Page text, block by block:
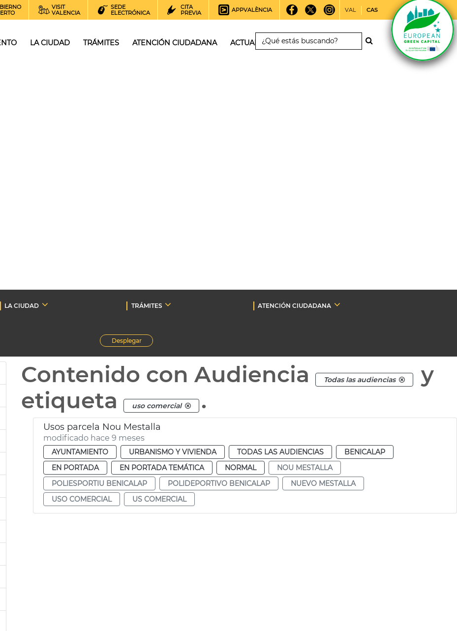
VISIT
VALENCIA
SEDE
ELECTRÓNICA
CITA
PREVIA
APPVALÈNCIA VAL CAS
LA CIUDAD TRÁMITES ATENCIÓN CIUDADANA ACTUALIDAD
LA CIUDAD TRÁMITES
ATENCIÓN CIUDADANA
Desplegar
Contenido con Audiencia Todas las audiencias
y
etiqueta
uso comercial .
Usos parcela Nou Mestalla
modificado hace 9 meses
AYUNTAMIENTO URBANISMO Y VIVIENDA TODAS LAS AUDIENCIAS
BENICALAP
EN PORTADA
EN PORTADA TEMÁTICA NORMAL
NOU MESTALLA
POLIESPORTIU BENICALAP
POLIDEPORTIVO BENICALAP
NUEVO MESTALLA
USO COMERCIAL
US COMERCIAL